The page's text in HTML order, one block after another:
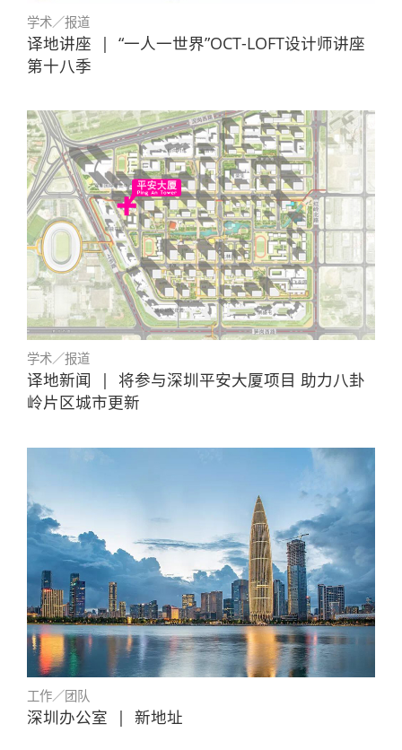
学术／报道
译地讲座 | “一人一世界”OCT-LOFT设计师讲座
第十八季
学术／报道
译地新闻 |
将参与深圳平安大厦项目 助力八卦
岭片区城市更新
工作／团队
深圳办公室 | 新地址